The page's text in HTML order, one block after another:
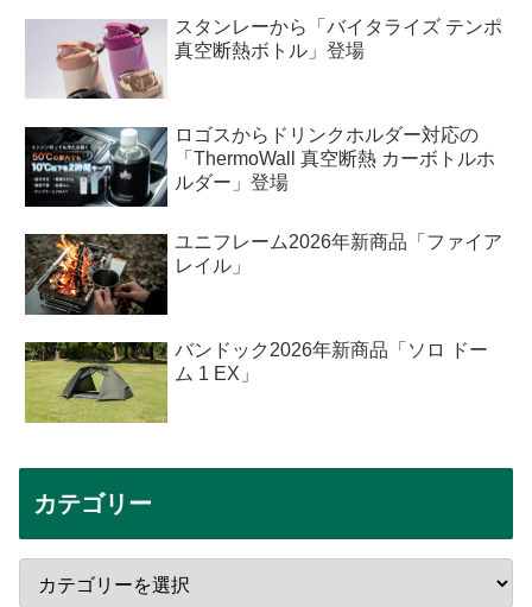
スタンレーから「バイタライズ テンポ
真空断熱ボトル」登場
ロゴスからドリンクホルダー対応の
「ThermoWall 真空断熱 カーボトルホ
ルダー」登場
ユニフレーム2026年新商品「ファイア
レイル」
バンドック2026年新商品「ソロ ドー
ム 1 EX」
カテゴリー